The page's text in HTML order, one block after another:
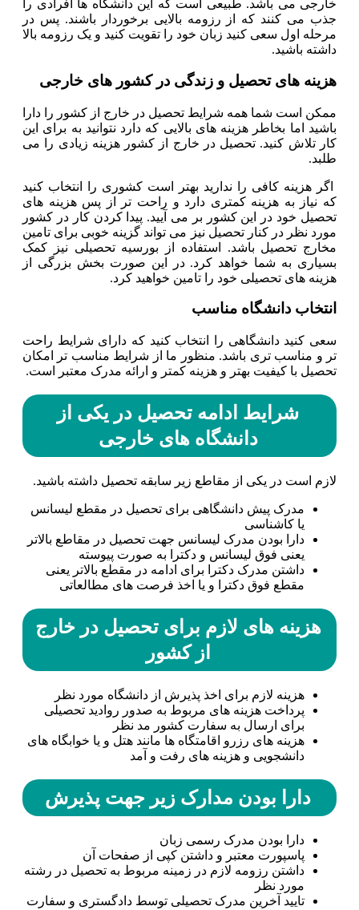
خارجی می باشد. طبیعی است که این دانشگاه ها افرادی را
جذب می کنند که از رزومه بالایی برخوردار باشند. پس در
مرحله اول سعی کنید زبان خود را تقویت کنید و یک رزومه بالا
داشته باشید.
هزینه های تحصیل و زندگی در کشور های خارجی
ممکن است شما همه شرایط تحصیل در خارج از کشور را دارا
باشید اما بخاطر هزینه های بالایی که دارد نتوانید به برای این
کار تلاش کنید. تحصیل در خارج از کشور هزینه زیادی را می
طلبد.
اگر هزینه کافی را ندارید بهتر است کشوری را انتخاب کنید
که نیاز به هزینه کمتری دارد و راحت تر از پس هزینه های
تحصیل خود در این کشور بر می آیید. پیدا کردن کار در کشور
مورد نظر در کنار تحصیل نیز می تواند گزینه خوبی برای تامین
مخارج تحصیل باشد. استفاده از بورسیه تحصیلی نیز کمک
بسیاری به شما خواهد کرد. در این صورت بخش بزرگی از
هزینه های تحصیلی خود را تامین خواهید کرد.
انتخاب دانشگاه مناسب
سعی کنید دانشگاهی را انتخاب کنید که دارای شرایط راحت
تر و مناسب تری باشد. منظور ما از شرایط مناسب تر امکان
تحصیل با کیفیت بهتر و هزینه کمتر و ارائه مدرک معتبر است.
شرایط ادامه تحصیل در یکی از
دانشگاه های خارجی
لازم است در یکی از مقاطع زیر سابقه تحصیل داشته باشید.
مدرک پیش دانشگاهی برای تحصیل در مقطع لیسانس
یا کاشناسی
دارا بودن مدرک لیسانس جهت تحصیل در مقاطع بالاتر
یعنی فوق لیسانس و دکترا به صورت پیوسته
داشتن مدرک دکترا برای ادامه در مقطع بالاتر یعنی
مقطع فوق دکترا و یا اخذ فرصت های مطالعاتی
هزینه های لازم برای تحصیل در خارج
از کشور
هزینه لازم برای اخذ پذیرش از دانشگاه مورد نظر
پرداخت هزینه های مربوط به صدور روادید تحصیلی
برای ارسال به سفارت کشور مد نظر
هزینه های رزرو اقامتگاه ها مانند هتل و یا خوابگاه های
دانشجویی و هزینه های رفت و آمد
دارا بودن مدارک زیر جهت پذیرش
دارا بودن مدرک رسمی زبان
پاسپورت معتبر و داشتن کپی از صفحات آن
داشتن رزومه لازم در زمینه مربوط به تحصیل در رشته
مورد نظر
تایید آخرین مدرک تحصیلی توسط دادگستری و سفارت